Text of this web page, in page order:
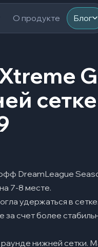
О продукте Блог
сетке
DreamLeague
7-8 месте.
удержаться в
счет более
нижней сетки.